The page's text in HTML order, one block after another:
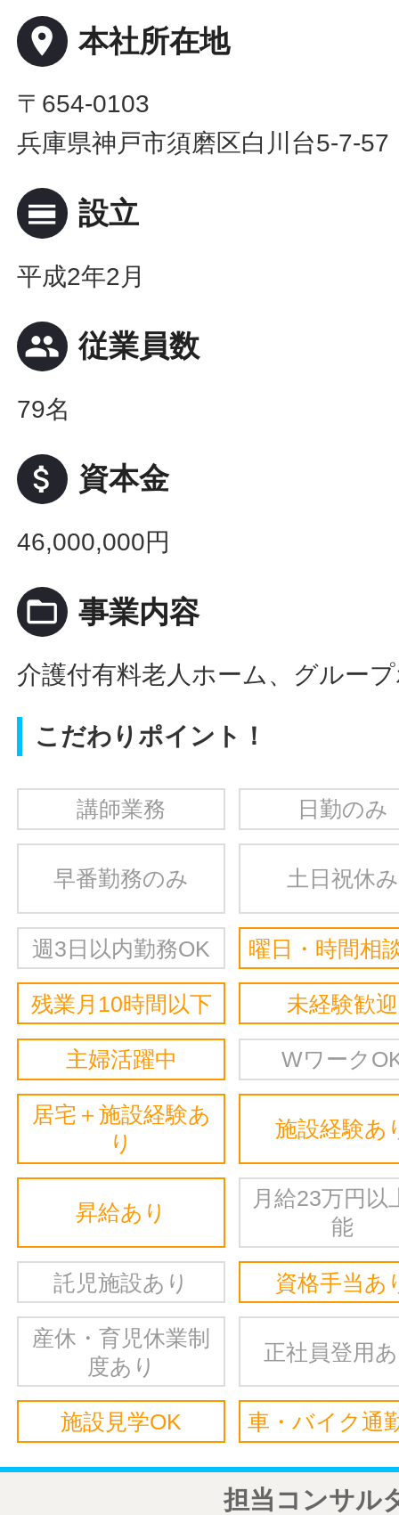
place 本社所在地
〒654-0103
兵庫県神戸市須磨区白川台5-7-57
calendar_view_day 設立
平成2年2月
people 従業員数
79名
attach_money 資本金
46,000,000円
folder_open 事業内容
介護付有料老人ホーム、グルー
こだわりポイント！
講師業務 日勤のみ
早番勤務のみ 土日祝休み
週3日以内勤務OK 曜日・時間相
残業月10時間以下 未経験歓迎
主婦活躍中 Wワーク
居宅＋施設経験あ
り
施設経験あ
昇給あり
月給23万円以
能
託児施設あり 資格手当あ
産休・育児休業制
度あり
正社員登用
施設見学OK 車・バイク通
担当コンサル